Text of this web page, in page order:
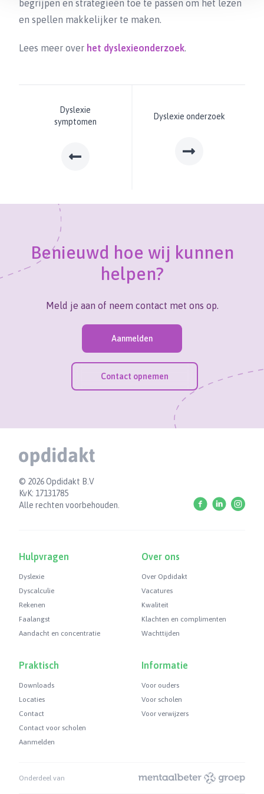
begrijpen en strategieën toe te passen om het lezen
en spellen makkelijker te maken.
Lees meer over het dyslexieonderzoek.
Dyslexie
symptomen
Dyslexie onderzoek
Benieuwd hoe wij kunnen
helpen?
Meld je aan of neem contact met ons op.
Aanmelden
Contact opnemen
© 2026 Opdidakt B.V
KvK: 17131785
Alle rechten voorbehouden.
Facebook
Linkedin
Hulpvragen
Dyslexie
Dyscalculie
Rekenen
Faalangst
Aandacht en concentratie
Over ons
Over Opdidakt
Vacatures
Kwaliteit
Klachten en complimenten
Wachttijden
Praktisch
Downloads
Locaties
Contact
Contact voor scholen
Aanmelden
Informatie
Voor ouders
Voor scholen
Voor verwijzers
Onderdeel van